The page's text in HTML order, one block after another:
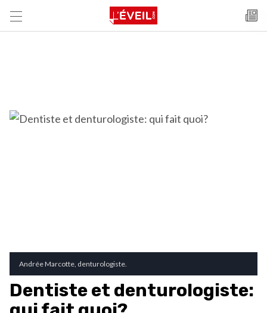
Andrée Marcotte, denturologiste.
Dentiste et denturologiste: